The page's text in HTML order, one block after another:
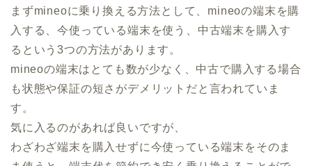
まずmineoに乗り換える方法として、mineoの端末を購
入する、今使っている端末を使う、中古端末を購入す
るという3つの方法があります。
mineoの端末はとても数が少なく、中古で購入する場合
も状態や保証の短さがデメリットだと言われていま
す。
気に入るのがあれば良いですが、
わざわざ端末を購入せずに今使っている端末をそのま